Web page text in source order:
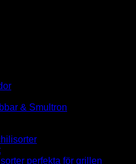
& Smultron
perfekta för grillen